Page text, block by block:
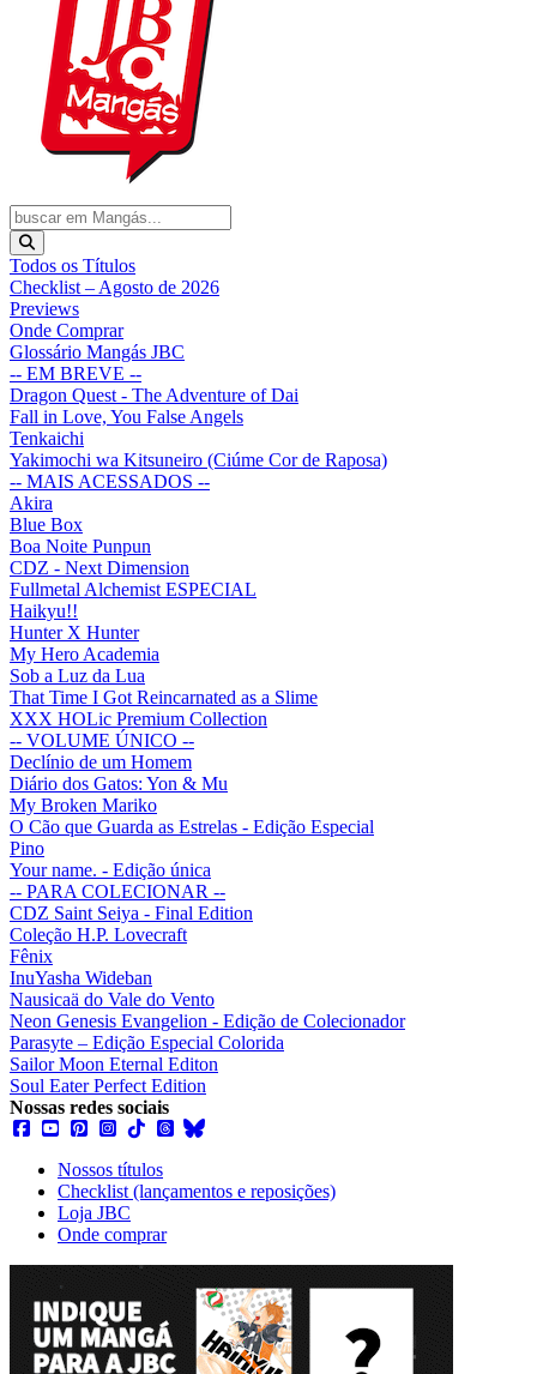
Todos os Títulos
Checklist – Agosto de 2026
Previews
Onde Comprar
Glossário Mangás JBC
-- EM BREVE --
Dragon Quest - The Adventure of Dai
Fall in Love, You False Angels
Tenkaichi
Yakimochi wa Kitsuneiro (Ciúme Cor de Raposa)
-- MAIS ACESSADOS --
Akira
Blue Box
Boa Noite Punpun
CDZ - Next Dimension
Fullmetal Alchemist ESPECIAL
Haikyu!!
Hunter X Hunter
My Hero Academia
Sob a Luz da Lua
That Time I Got Reincarnated as a Slime
XXX HOLic Premium Collection
-- VOLUME ÚNICO --
Declínio de um Homem
Diário dos Gatos: Yon & Mu
My Broken Mariko
O Cão que Guarda as Estrelas - Edição Especial
Pino
Your name. - Edição única
-- PARA COLECIONAR --
CDZ Saint Seiya - Final Edition
Coleção H.P. Lovecraft
Fênix
InuYasha Wideban
Nausicaä do Vale do Vento
Neon Genesis Evangelion - Edição de Colecionador
Parasyte – Edição Especial Colorida
Sailor Moon Eternal Editon
Soul Eater Perfect Edition
Nossas redes sociais
Nossos títulos
Checklist (lançamentos e reposições)
Loja JBC
Onde comprar